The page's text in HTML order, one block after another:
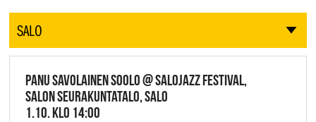
SALO
PANU SA­VO­LAI­NEN SOOLO @ SALOJAZZ FESTIVAL,
SALON SEURAKUNTATALO, SALO
1.10. KLO 14:00